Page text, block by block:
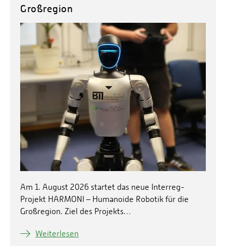
Energieeffizienzrecht und Klimaschutzrecht (IREK)
Fuel Cell Centre Rheinland-Pfalz
Nationalparkforschung
P2Broker
Perival
Robotix-Academy
S.U.N.-Projekt
Umweltinformationssysteme
Örtlicher Personalrat
Personensuche
Großregion
Am 1. August 2026 startet das neue Interreg-
Projekt HARMONI – Humanoide Robotik für die
Großregion. Ziel des Projekts…
Weiterlesen